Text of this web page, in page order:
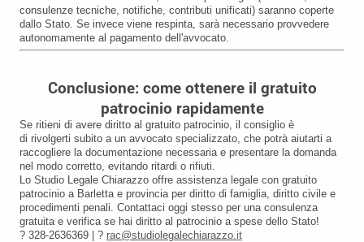
consulenze tecniche, notifiche, contributi unificati) saranno coperte
dallo Stato. Se invece viene respinta, sarà necessario provvedere
autonomamente al pagamento dell'avvocato.
Conclusione: come ottenere il gratuito
patrocinio rapidamente
Se ritieni di avere diritto al gratuito patrocinio, il consiglio è
di rivolgerti subito a un avvocato specializzato, che potrà aiutarti a
raccogliere la documentazione necessaria e presentare la domanda
nel modo corretto, evitando ritardi o rifiuti.
Lo Studio Legale Chiarazzo offre assistenza legale con gratuito
patrocinio a Barletta e provincia per diritto di famiglia, diritto civile e
procedimenti penali. Contattaci oggi stesso per una consulenza
gratuita e verifica se hai diritto al patrocinio a spese dello Stato!
? 328-2636369 | ? rac@studiolegalechiarazzo.it